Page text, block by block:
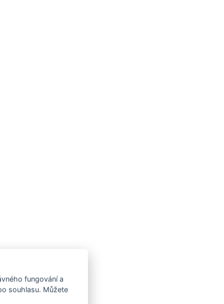
fungování a
souhlasu. Můžete